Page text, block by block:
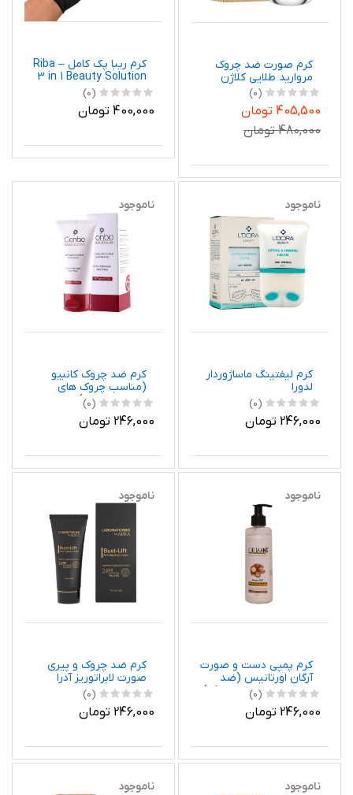
کرم صورت ضد چروک
مروارید طلایی کلاژن
سادور وزن 70 گرم(0)
405,500 تومان
480,000 تومان
کرم ریبا پک کامل – Riba
3 in 1 Beauty Solution
(0)
400,000 تومان
ناموجود
کرم لیفتینگ ماساژوردار
لدورا
(0)
246,000 تومان
ناموجود
کرم ضد چروک کانبیو
(مناسب چروک های
سطحی پوست)
(0)
246,000 تومان
ناموجود
کرم پمپی دست و صورت
آرگان اورتانیس (ضد
چروک و ترمیم سوختگی)
(0)
246,000 تومان
ناموجود
کرم ضد چروک و پیری
صورت لابراتوریز آدرا
(0)
246,000 تومان
ناموجود ناموجود